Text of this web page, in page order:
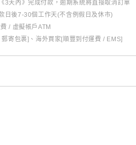
3天內》完成付款，逾期系統將直接取消訂單
日後7-30個工作天(不含例假日及休市)
/ 虛擬帳戶ATM
寄包裹]、海外買家[順豐到付運費 / EMS]